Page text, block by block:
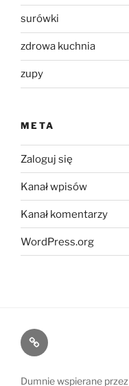
surówki
zdrowa kuchnia
zupy
META
Zaloguj się
Kanał wpisów
Kanał komentarzy
WordPress.org
Kontakt
Dumnie wspierane